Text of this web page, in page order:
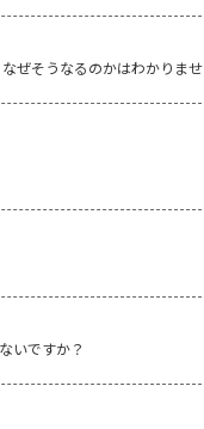
ぜそうなるのかはわかりませ
いですか？